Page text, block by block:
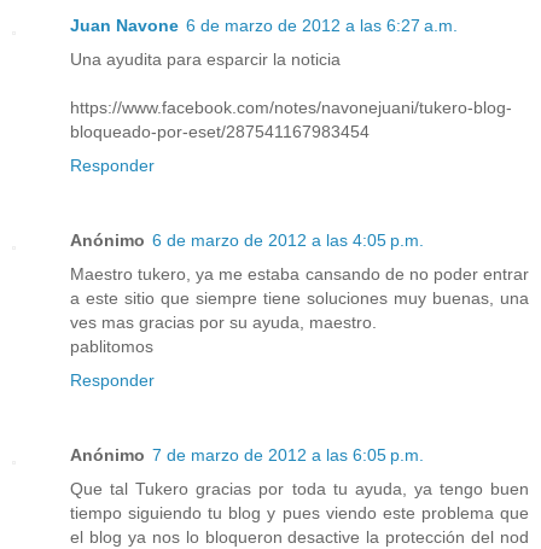
Juan Navone 6 de marzo de 2012 a las 6:27 a.m.
Una ayudita para esparcir la noticia
https://www.facebook.com/notes/navonejuani/tukero-blog-
bloqueado-por-eset/287541167983454
Responder
Anónimo 6 de marzo de 2012 a las 4:05 p.m.
Maestro tukero, ya me estaba cansando de no poder entrar
a este sitio que siempre tiene soluciones muy buenas, una
ves mas gracias por su ayuda, maestro.
pablitomos
Responder
Anónimo 7 de marzo de 2012 a las 6:05 p.m.
Que tal Tukero gracias por toda tu ayuda, ya tengo buen
tiempo siguiendo tu blog y pues viendo este problema que
el blog ya nos lo bloqueron desactive la protección del nod